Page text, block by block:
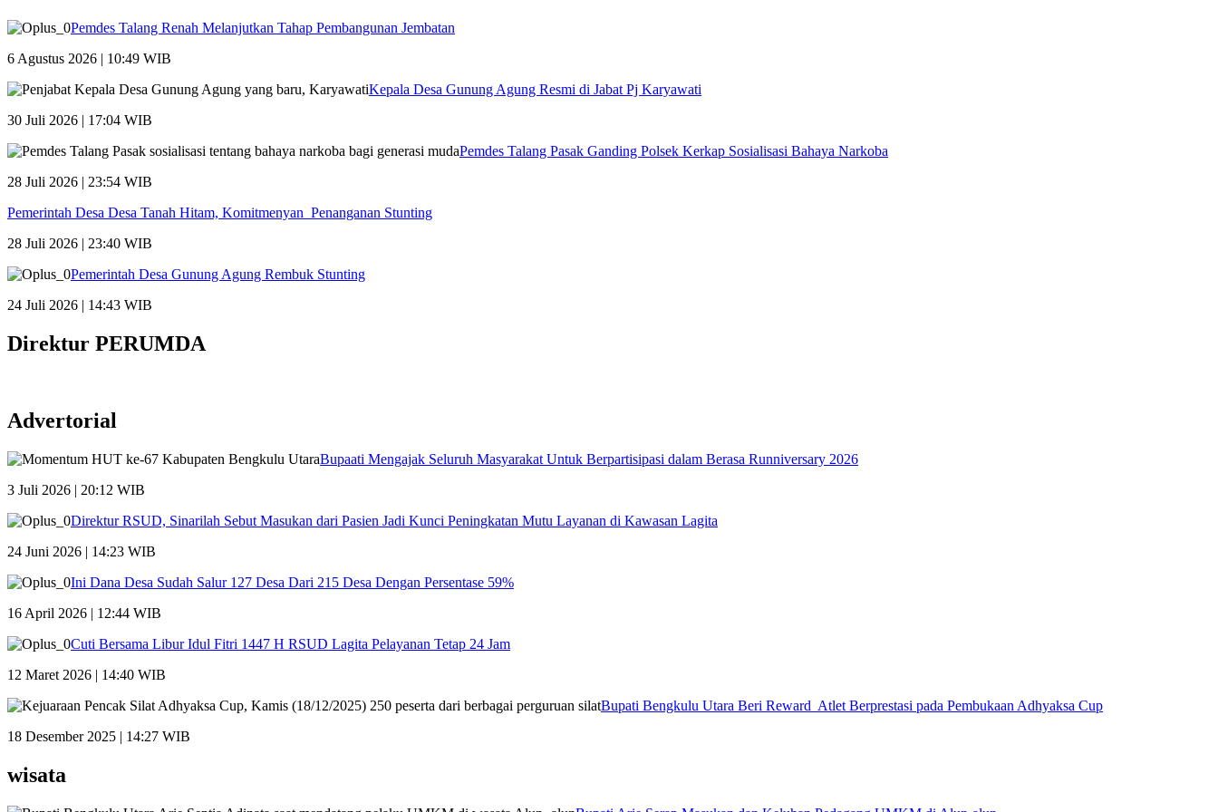
Pemdes Talang Renah Melanjutkan Tahap Pembangunan Jembatan
6 Agustus 2026 | 10:49 WIB
Kepala Desa Gunung Agung Resmi di Jabat Pj Karyawati
30 Juli 2026 | 17:04 WIB
Pemdes Talang Pasak Ganding Polsek Kerkap Sosialisasi Bahaya Narkoba
28 Juli 2026 | 23:54 WIB
Pemerintah Desa Desa Tanah Hitam, Komitmenyan Penanganan Stunting
28 Juli 2026 | 23:40 WIB
Pemerintah Desa Gunung Agung Rembuk Stunting
24 Juli 2026 | 14:43 WIB
Direktur PERUMDA
Advertorial
Bupaati Mengajak Seluruh Masyarakat Untuk Berpartisipasi dalam Berasa Runniversary 2026
3 Juli 2026 | 20:12 WIB
Direktur RSUD, Sinarilah Sebut Masukan dari Pasien Jadi Kunci Peningkatan Mutu Layanan di Kawasan Lagita
24 Juni 2026 | 14:23 WIB
Ini Dana Desa Sudah Salur 127 Desa Dari 215 Desa Dengan Persentase 59%
16 April 2026 | 12:44 WIB
Cuti Bersama Libur Idul Fitri 1447 H RSUD Lagita Pelayanan Tetap 24 Jam
12 Maret 2026 | 14:40 WIB
Bupati Bengkulu Utara Beri Reward Atlet Berprestasi pada Pembukaan Adhyaksa Cup
18 Desember 2025 | 14:27 WIB
wisata